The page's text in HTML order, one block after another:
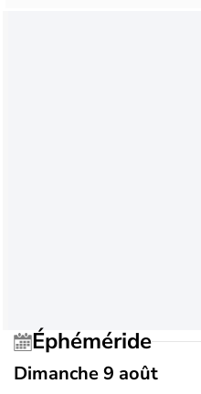
Éphéméride
Dimanche 9 août